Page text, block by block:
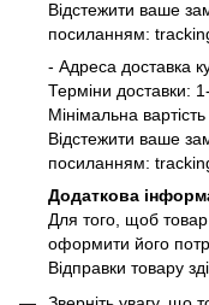
Відстежити ваше
посиланням:
- Адреса доставка
Терміни доставки: 1-
Мінімальна
Відстежити ваше
посиланням:
Додаткова
Для того, щоб
оформити його
Відправки товару